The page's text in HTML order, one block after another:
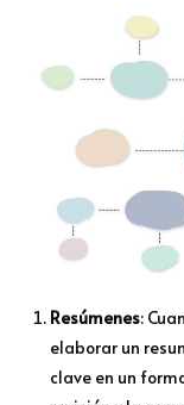
Resúmenes:
elaborar un
clave en un